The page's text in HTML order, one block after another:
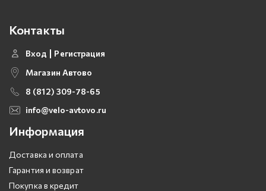
Контакты
Вход
Регистрация
Магазин Автово
8 (812) 309-78-65
info@velo-avtovo.ru
Информация
Доставка и оплата
Гарантия и возврат
Покупка в кредит